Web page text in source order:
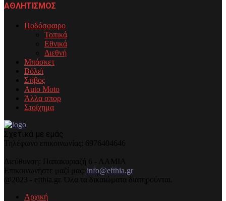
ΑΘΛΗΤΙΣΜΟΣ
Ποδόσφαιρο
Τοπικά
Εθνικά
Διεθνή
Μπάσκετ
Βόλεϊ
Στίβος
Auto Moto
Άλλα σπορ
Στοίχημα
Σχετικά με εμάς
Τηλέφωνo επικοινωνίας: 6976404646
Διεύθυνση: Παπακυριαζή 6 - ΛΑΜΙΑ
Επικοινωνήστε μαζί μας: info@efthia.gr
@2023 - efthia.gr. Όλα τα δικαιώματα διατηρούνται.
Αρχική